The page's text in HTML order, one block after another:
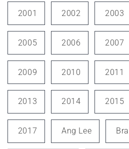
2001 2002 2003
2005 2006 2007
2009 2010 2011
2013 2014 2015
2017 Ang Lee